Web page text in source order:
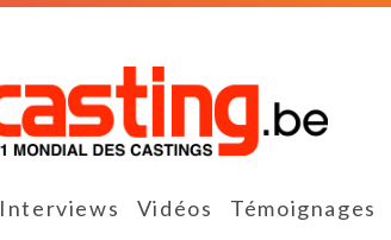
Interviews Vidéos Témoignages